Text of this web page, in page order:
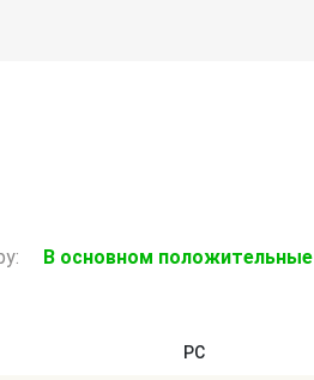
В основном положительные
PC